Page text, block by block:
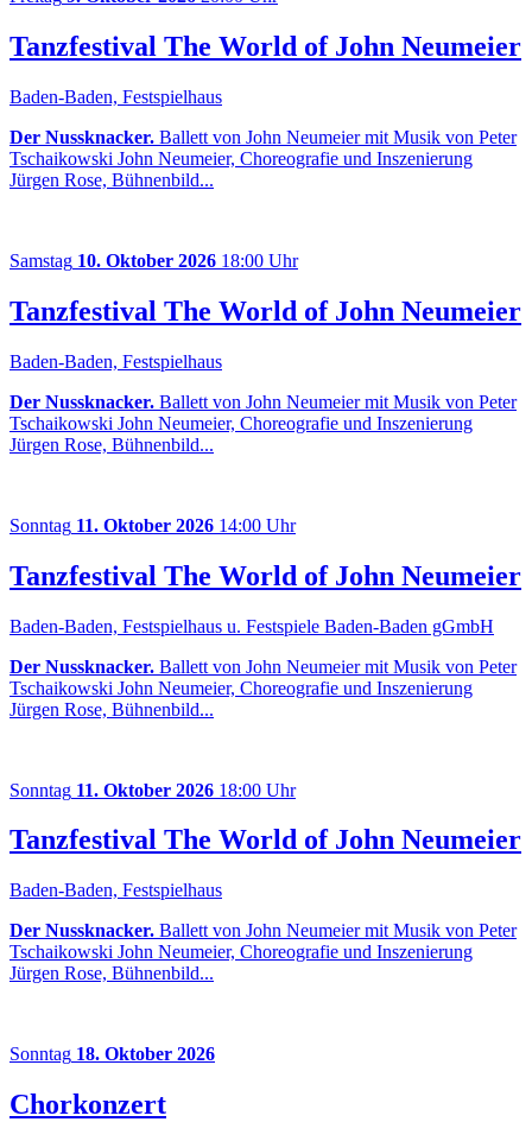
Tanzfestival The World of John Neumeier
Baden-Baden, Festspielhaus
Der Nussknacker. Ballett von John Neumeier mit Musik von Peter
Tschaikowski John Neumeier, Choreografie und Inszenierung
Jürgen Rose, Bühnenbild...
Samstag 10. Oktober 2026 18:00 Uhr
Tanzfestival The World of John Neumeier
Baden-Baden, Festspielhaus
Der Nussknacker. Ballett von John Neumeier mit Musik von Peter
Tschaikowski John Neumeier, Choreografie und Inszenierung
Jürgen Rose, Bühnenbild...
Sonntag 11. Oktober 2026 14:00 Uhr
Tanzfestival The World of John Neumeier
Baden-Baden, Festspielhaus u. Festspiele Baden-Baden gGmbH
Der Nussknacker. Ballett von John Neumeier mit Musik von Peter
Tschaikowski John Neumeier, Choreografie und Inszenierung
Jürgen Rose, Bühnenbild...
Sonntag 11. Oktober 2026 18:00 Uhr
Tanzfestival The World of John Neumeier
Baden-Baden, Festspielhaus
Der Nussknacker. Ballett von John Neumeier mit Musik von Peter
Tschaikowski John Neumeier, Choreografie und Inszenierung
Jürgen Rose, Bühnenbild...
Sonntag 18. Oktober 2026
Chorkonzert